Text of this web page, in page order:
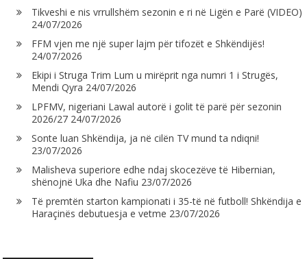
Tikveshi e nis vrrullshëm sezonin e ri në Ligën e Parë (VIDEO)
24/07/2026
FFM vjen me një super lajm për tifozët e Shkëndijës!
24/07/2026
Ekipi i Struga Trim Lum u mirëprit nga numri 1 i Strugës,
Mendi Qyra 24/07/2026
LPFMV, nigeriani Lawal autorë i golit të parë për sezonin
2026/27 24/07/2026
Sonte luan Shkëndija, ja në cilën TV mund ta ndiqni!
23/07/2026
Malisheva superiore edhe ndaj skocezëve të Hibernian,
shënojnë Uka dhe Nafiu 23/07/2026
Të premtën starton kampionati i 35-të në futboll! Shkëndija e
Haraçinës debutuesja e vetme 23/07/2026